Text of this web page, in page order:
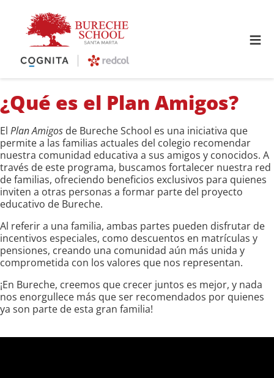
≡
¿Qué es el Plan Amigos?
El Plan Amigos de Bureche School es una iniciativa que
permite a las familias actuales del colegio recomendar
nuestra comunidad educativa a sus amigos y conocidos. A
través de este programa, buscamos fortalecer nuestra red
de familias, ofreciendo beneficios exclusivos para quienes
inviten a otras personas a formar parte del proyecto
educativo de Bureche.
Al referir a una familia, ambas partes pueden disfrutar de
incentivos especiales, como descuentos en matrículas y
pensiones, creando una comunidad aún más unida y
comprometida con los valores que nos representan.
¡En Bureche, creemos que crecer juntos es mejor, y nada
nos enorgullece más que ser recomendados por quienes
ya son parte de esta gran familia!